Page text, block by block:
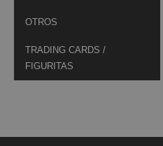
OTROS
TRADING CARDS /
FIGURITAS